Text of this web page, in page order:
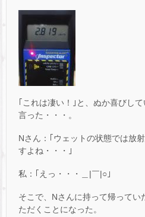
｢これは凄い！｣と、ぬか喜びし
言った・・・。
Nさん：｢ウェットの状態では放
すよね・・・｣
私：｢えっ・・・＿|￣|○｣
そこで、Nさんに持って帰ってい
ただくことになった。